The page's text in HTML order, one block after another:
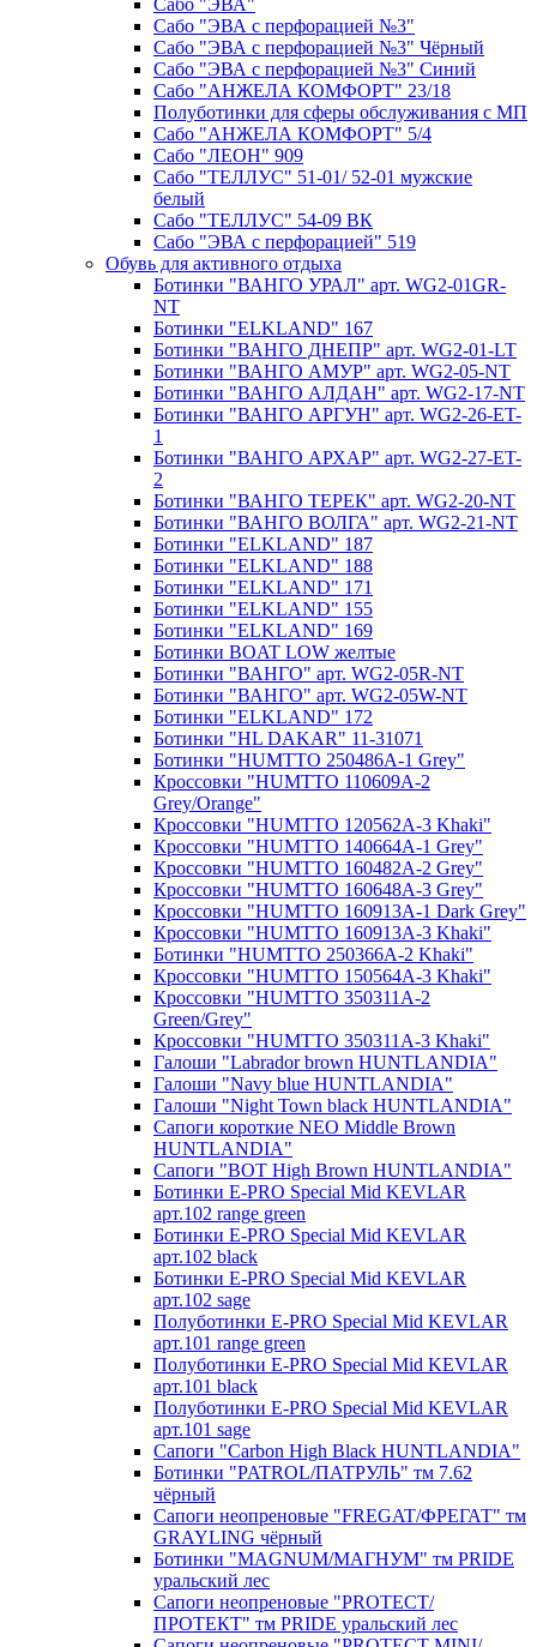
Сабо "ЭВА с перфорацией №3"
Сабо "ЭВА с перфорацией №3" Чёрный
Сабо "ЭВА с перфорацией №3" Синий
Сабо "АНЖЕЛА КОМФОРТ" 23/18
Полуботинки для сферы обслуживания с МП
Сабо "АНЖЕЛА КОМФОРТ" 5/4
Сабо "ЛЕОН" 909
Сабо "ТЕЛЛУС" 51-01/ 52-01 мужские
белый
Сабо "ТЕЛЛУС" 54-09 ВК
Сабо "ЭВА с перфорацией" 519
Обувь для активного отдыха
Ботинки "ВАНГО УРАЛ" арт. WG2-01GR-
NT
Ботинки "ELKLAND" 167
Ботинки "ВАНГО ДНЕПР" арт. WG2-01-LT
Ботинки "ВАНГО АМУР" арт. WG2-05-NT
Ботинки "ВАНГО АЛДАН" арт. WG2-17-NT
Ботинки "ВАНГО АРГУН" арт. WG2-26-ET-
1
Ботинки "ВАНГО АРХАР" арт. WG2-27-ET-
2
Ботинки "ВАНГО ТЕРЕК" арт. WG2-20-NT
Ботинки "ВАНГО ВОЛГА" арт. WG2-21-NT
Ботинки "ELKLAND" 187
Ботинки "ELKLAND" 188
Ботинки "ELKLAND" 171
Ботинки "ELKLAND" 155
Ботинки "ELKLAND" 169
Ботинки BOAT LOW желтые
Ботинки "ВАНГО" арт. WG2-05R-NT
Ботинки "ВАНГО" арт. WG2-05W-NT
Ботинки "ELKLAND" 172
Ботинки "HL DAKAR" 11-31071
Ботинки "HUMTTO 250486A-1 Grey"
Кроссовки "HUMTTO 110609A-2
Grey/Orange"
Кроссовки "HUMTTO 120562A-3 Khaki"
Кроссовки "HUMTTO 140664A-1 Grey"
Кроссовки "HUMTTO 160482A-2 Grey"
Кроссовки "HUMTTO 160648A-3 Grey"
Кроссовки "HUMTTO 160913A-1 Dark Grey"
Кроссовки "HUMTTO 160913A-3 Khaki"
Ботинки "HUMTTO 250366A-2 Khaki"
Кроссовки "HUMTTO 150564A-3 Khaki"
Кроссовки "HUMTTO 350311A-2
Green/Grey"
Кроссовки "HUMTTO 350311A-3 Khaki"
Галоши "Labrador brown HUNTLANDIA"
Галоши "Navy blue HUNTLANDIA"
Галоши "Night Town black HUNTLANDIA"
Сапоги короткие NEO Middle Brown
HUNTLANDIA"
Сапоги "BOT High Brown HUNTLANDIA"
Ботинки E-PRO Special Mid KEVLAR
арт.102 range green
Ботинки E-PRO Special Mid KEVLAR
арт.102 black
Ботинки E-PRO Special Mid KEVLAR
арт.102 sage
Полуботинки E-PRO Special Mid KEVLAR
арт.101 range green
Полуботинки E-PRO Special Mid KEVLAR
арт.101 black
Полуботинки E-PRO Special Mid KEVLAR
арт.101 sage
Сапоги "Carbon High Black HUNTLANDIA"
Ботинки "PATROL/ПАТРУЛЬ" тм 7.62
чёрный
Сапоги неопреновые "FREGAT/ФРЕГАТ" тм
GRAYLING чёрный
Ботинки "MAGNUM/МАГНУМ" тм PRIDE
уральский лес
Сапоги неопреновые "PROTECT/
ПРОТЕКТ" тм PRIDE уральский лес